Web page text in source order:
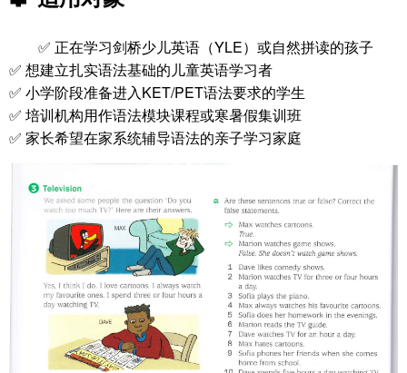
✅ 正在学习剑桥少儿英语（YLE）或自然拼读的孩子
✅ 想建立扎实语法基础的儿童英语学习者
✅ 小学阶段准备进入KET/PET语法要求的学生
✅ 培训机构用作语法模块课程或寒暑假集训班
✅ 家长希望在家系统辅导语法的亲子学习家庭